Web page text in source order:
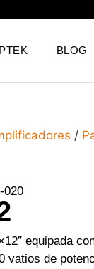
BLOG
/
020
equipada
vatios de